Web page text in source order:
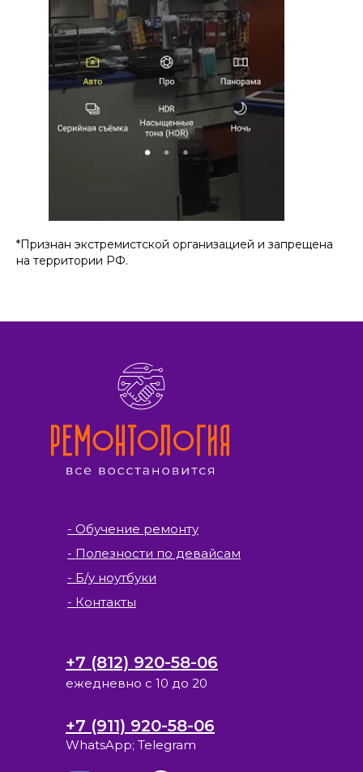
*Признан экстремистской организацией и запрещена
на территории РФ.
- Обучение ремонту
- Полезности по девайсам
- Б/у ноутбуки
- Контакты
+7 (812) 920-58-06
ежедневно с 10 до 20
+7 (911) 920-58-06
WhatsApp; Telegram